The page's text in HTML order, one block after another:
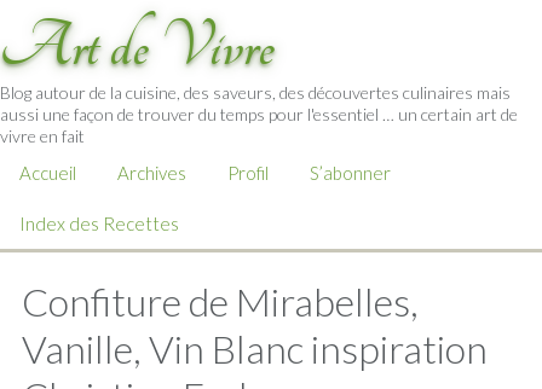
Art de Vivre
Blog autour de la cuisine, des saveurs, des découvertes culinaires mais
aussi une façon de trouver du temps pour l'essentiel … un certain art de
vivre en fait
Accueil Archives Profil S’abonner
Index des Recettes
Confiture de Mirabelles,
Vanille, Vin Blanc inspiration